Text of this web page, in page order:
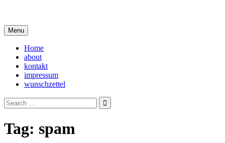
content
Menu
Home
about
kontakt
impressum
wunschzettel
Search
for:
Tag: spam